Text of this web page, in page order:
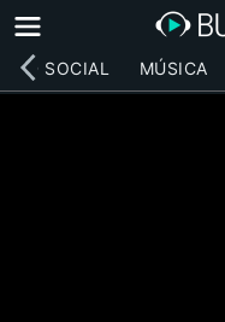
RED SOCIAL MÚSICA